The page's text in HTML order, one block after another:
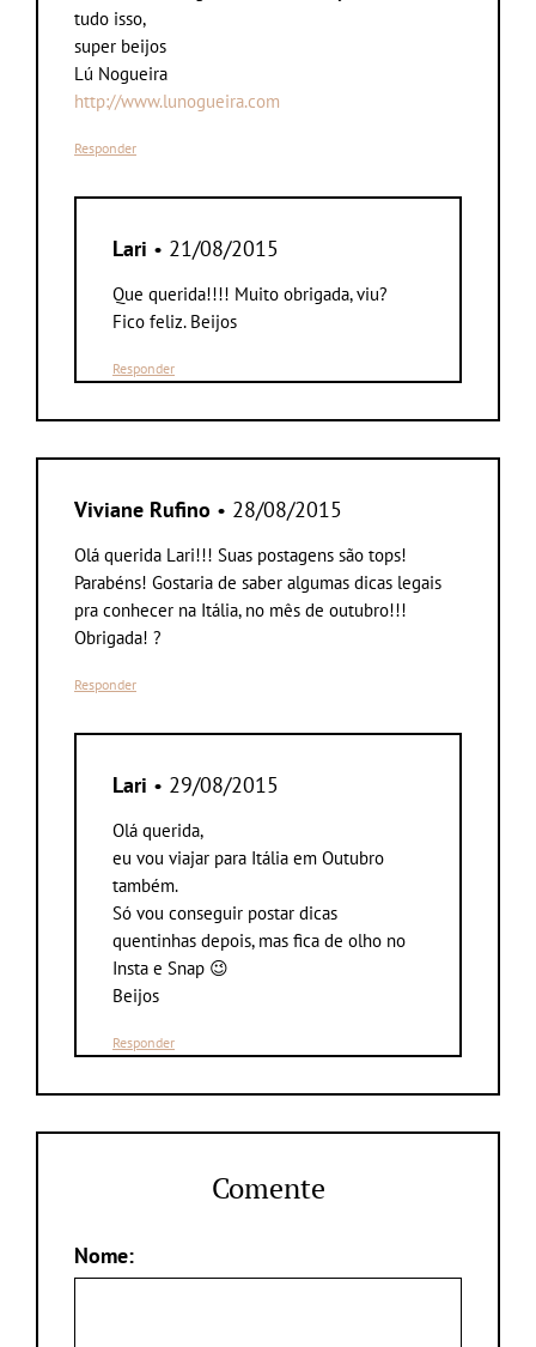
tudo isso,
super beijos
Lú Nogueira
http://www.lunogueira.com
Responder
Lari • 21/08/2015
Que querida!!!! Muito obrigada, viu?
Fico feliz. Beijos
Responder
Viviane Rufino • 28/08/2015
Olá querida Lari!!! Suas postagens são tops!
Parabéns! Gostaria de saber algumas dicas legais
pra conhecer na Itália, no mês de outubro!!!
Obrigada! ?
Responder
Lari • 29/08/2015
Olá querida,
eu vou viajar para Itália em Outubro
também.
Só vou conseguir postar dicas
quentinhas depois, mas fica de olho no
Insta e Snap 😉
Beijos
Responder
Comente
Nome: